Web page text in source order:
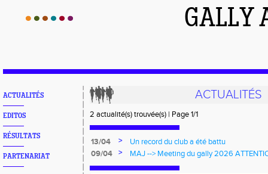
GALLY
ACTUALITÉS
EDITOS
RÉSULTATS
PARTENARIAT
ACTUALITÉS
2 actualité(s) trouvée(s) | Page 1/1
13/04 >
Un record du club a été battu
09/04
> MAJ --> Meeting du gally 2026